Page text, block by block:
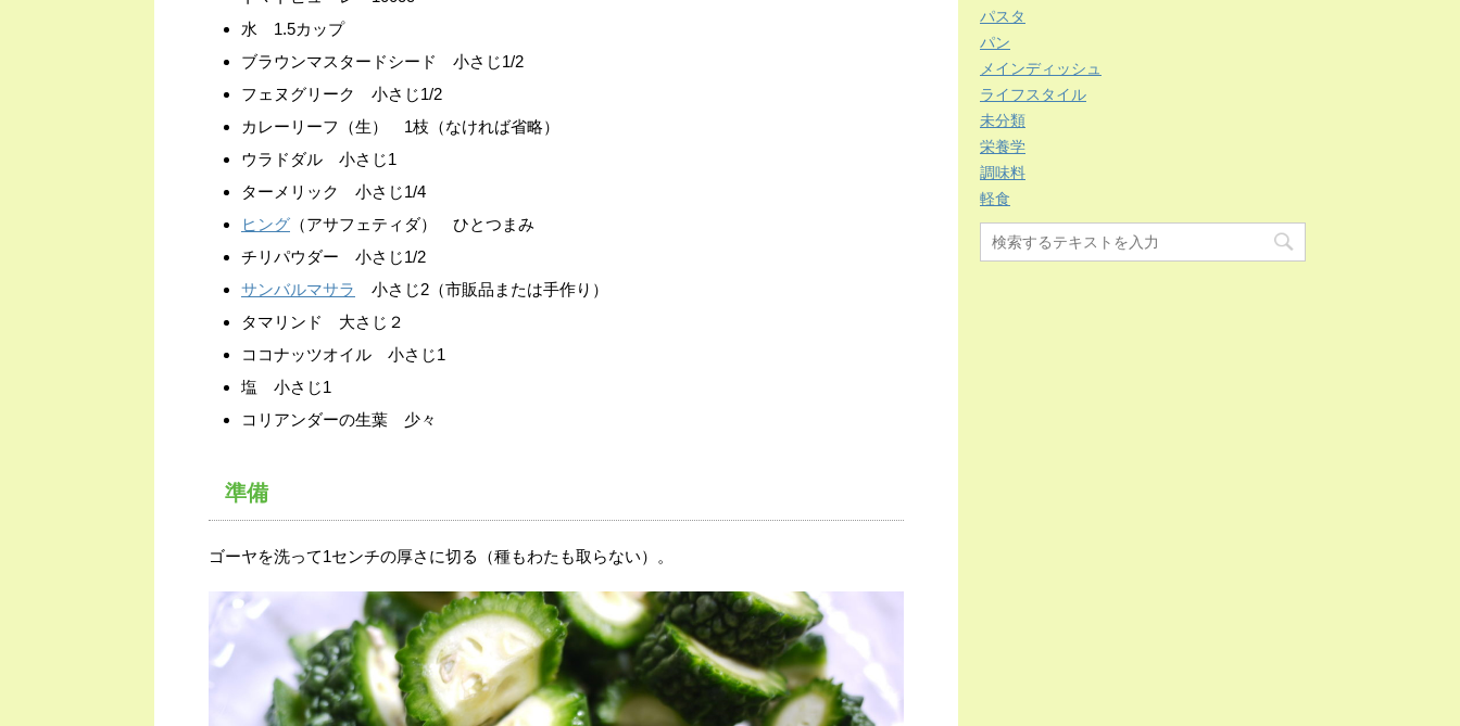
水 1.5カップ
ブラウンマスタードシード 小さじ1/2
フェヌグリーク 小さじ1/2
カレーリーフ（生） 1枝（なければ省略）
ウラドダル 小さじ1
ターメリック 小さじ1/4
ヒング （アサフェティダ） ひとつまみ
チリパウダー 小さじ1/2
サンバルマサラ
小さじ2（市販品または手作り）
タマリンド 大さじ２
ココナッツオイル 小さじ1
塩 小さじ1
コリアンダーの生葉 少々
準備
ゴーヤを洗って1センチの厚さに切る（種もわたも取らない）。
パスタ
パン
メインディッシュ
ライフスタイル
未分類
栄養学
調味料
軽食